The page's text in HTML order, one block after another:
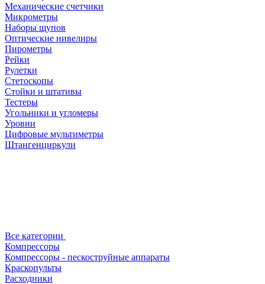
Механические счетчики
Микрометры
Наборы щупов
Оптические нивелиры
Пирометры
Рейки
Рулетки
Стетоскопы
Стойки и штативы
Тестеры
Угольники и угломеры
Уровни
Цифровые мультиметры
Штангенциркули
Все категории
Компрессоры
Компрессоры - пескоструйные аппараты
Краскопульты
Расходники